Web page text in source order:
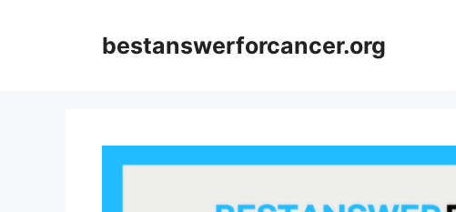
bestanswerforcancer.org